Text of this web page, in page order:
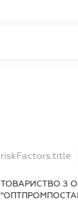
riskFactors.title
ТОВАРИСТВО З